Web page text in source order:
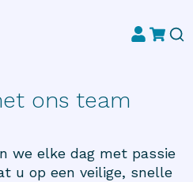
ons team
we elke dag met passie
u op een veilige, snelle